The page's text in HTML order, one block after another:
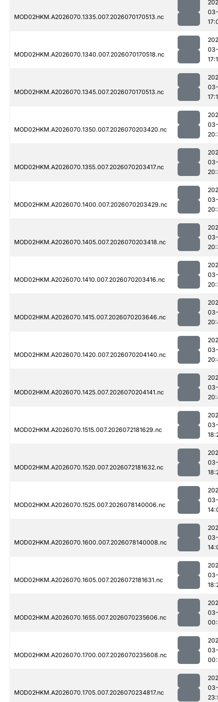
MOD02HKM.A2026070.1335.007.2026070170513.nc
03-
MOD02HKM.A2026070.1340.007.2026070170518.nc
03-
MOD02HKM.A2026070.1345.007.2026070170513.nc
03-
MOD02HKM.A2026070.1350.007.2026070203420.nc
03-
MOD02HKM.A2026070.1355.007.2026070203417.nc
03-
MOD02HKM.A2026070.1400.007.2026070203429.nc
03-
MOD02HKM.A2026070.1405.007.2026070203418.nc
03-
MOD02HKM.A2026070.1410.007.2026070203416.nc
03-
MOD02HKM.A2026070.1415.007.2026070203646.nc
03-
MOD02HKM.A2026070.1420.007.2026070204140.nc
03-
MOD02HKM.A2026070.1425.007.2026070204141.nc
03-
MOD02HKM.A2026070.1515.007.2026072181629.nc
MOD02HKM.A2026070.1520.007.2026072181632.nc
MOD02HKM.A2026070.1525.007.2026078140006.nc
MOD02HKM.A2026070.1600.007.2026078140008.nc
MOD02HKM.A2026070.1605.007.2026072181631.nc
MOD02HKM.A2026070.1655.007.2026070235606.nc
MOD02HKM.A2026070.1700.007.2026070235608.nc
MOD02HKM.A2026070.1705.007.2026070234817.nc
03-